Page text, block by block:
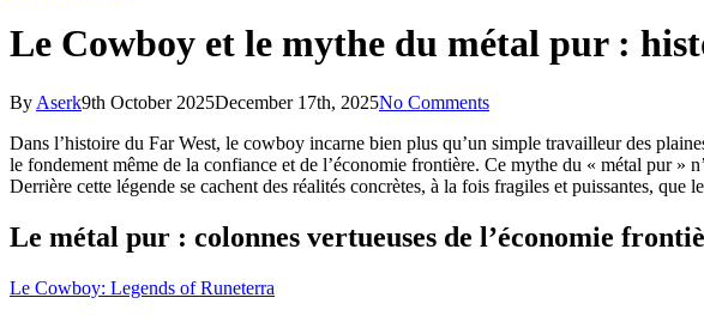
Le Cowboy et le mythe du métal pur :
By Aserk9th October 2025December 17th, 2025No Comments
Dans l’histoire du Far West, le cowboy incarne bien plus qu’un simple travailleur des
le fondement même de la confiance et de l’économie frontière. Ce mythe du « métal pur
Derrière cette légende se cachent des réalités concrètes, à la fois fragiles et puissantes,
Le métal pur : colonnes vertueuses de l’économie
Le Cowboy: Legends of Runeterra